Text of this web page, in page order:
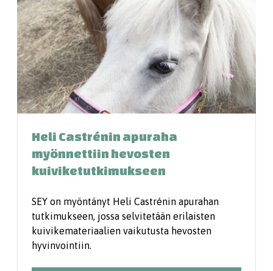
Heli Castrénin apuraha
myönnettiin hevosten
kuiviketutkimukseen
SEY on myöntänyt Heli Castrénin apurahan
tutkimukseen, jossa selvitetään erilaisten
kuivikemateriaalien vaikutusta hevosten
hyvinvointiin.